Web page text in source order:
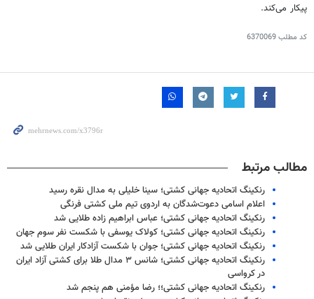
پیکار می‌کند.
کد مطلب6370069
مطالب مرتبط
رنکینگ اتحادیه جهانی کشتی؛ سینا خلیلی به مدال نقره رسید
اعلام اسامی دعوت‌شدگان به اردوی تیم ملی کشتی فرنگی
رنکینگ اتحادیه جهانی کشتی؛ عباس ابراهیم زاده طلایی شد
رنکینگ اتحادیه جهانی کشتی؛ کولاک یوسفی با شکست نفر سوم جهان
رنکینگ اتحادیه جهانی کشتی؛ جوان با شکست آزادکار ایران طلایی شد
رنکینگ اتحادیه جهانی کشتی؛ شانس ۳ مدال طلا برای کشتی آزاد ایران
در کرواسی
رنکینگ اتحادیه جهانی کشتی؛؛ رضا مؤمنی هم پنجم شد